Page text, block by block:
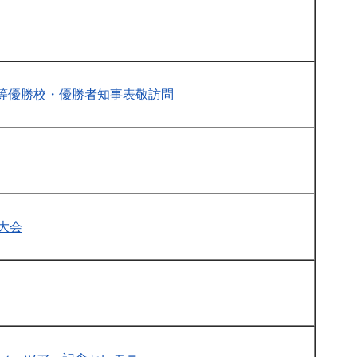
優勝校・優勝者知事表敬訪問
会